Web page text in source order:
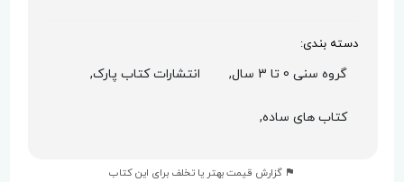
دسته بندی:
گروه سنی 0 تا 3 سال, انتشارات کتاب پارک,
کتاب های ساده,
گزارش قیمت بهتر یا تخلف برای این کتاب